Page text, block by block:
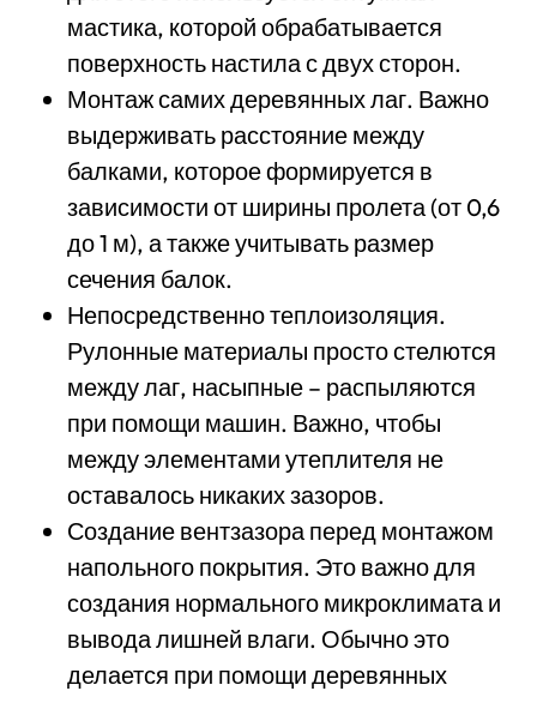
мастика, которой обрабатывается
поверхность настила с двух сторон.
Монтаж самих деревянных лаг. Важно
выдерживать расстояние между
балками, которое формируется в
зависимости от ширины пролета (от 0,6
до 1 м), а также учитывать размер
сечения балок.
Непосредственно теплоизоляция.
Рулонные материалы просто стелются
между лаг, насыпные – распыляются
при помощи машин. Важно, чтобы
между элементами утеплителя не
оставалось никаких зазоров.
Создание вентзазора перед монтажом
напольного покрытия. Это важно для
создания нормального микроклимата и
вывода лишней влаги. Обычно это
делается при помощи деревянных